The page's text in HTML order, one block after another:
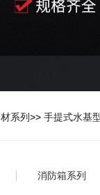
系列>>手提式水基
消防箱系列